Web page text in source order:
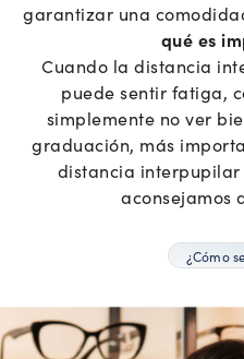
garantizar una
qué es
Cuando la distancia
puede sentir fatiga,
simplemente no ver
graduación, más
distancia
aconsejamos
¿Cómo